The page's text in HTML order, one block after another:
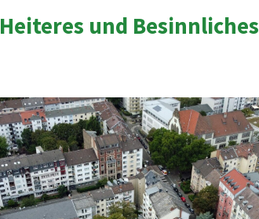
Heiteres und Besinnliches